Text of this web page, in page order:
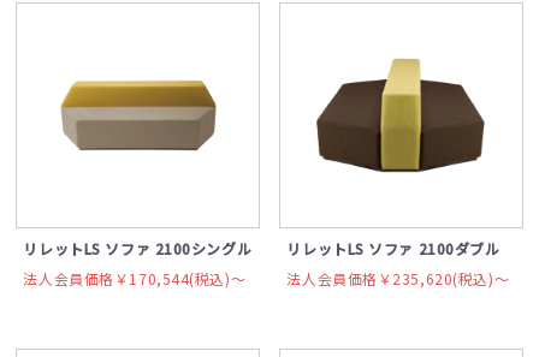
リレットLS ソファ 2100シングル
法人会員価格￥170,544(税込)〜
リレットLS ソファ 2100ダブル
法人会員価格￥235,620(税込)〜